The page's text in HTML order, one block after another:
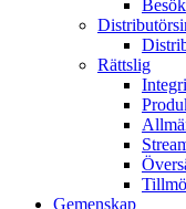
Rättslig
Gemenskap